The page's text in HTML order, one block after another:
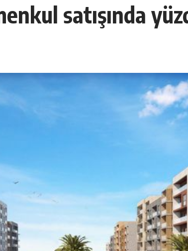
satışında